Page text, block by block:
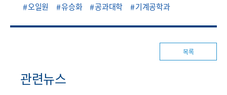
오일원
유승화 공과대학 기계공학과
목록
관련뉴스